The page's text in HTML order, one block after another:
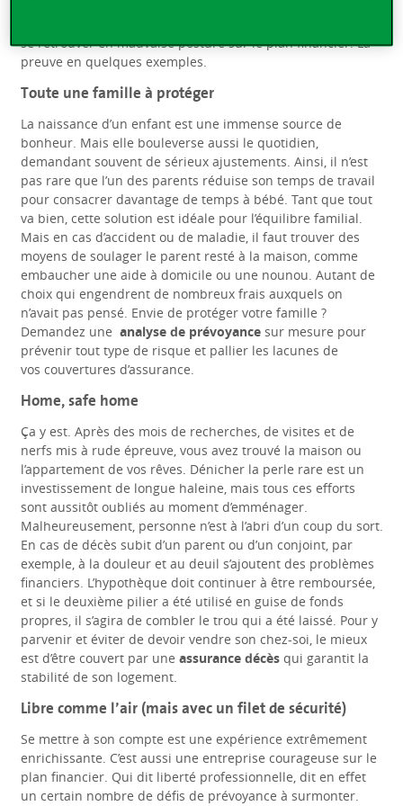
se retrouver en mauvaise posture sur le plan financier. La
preuve en quelques exemples.
Toute une famille à protéger
La naissance d’un enfant est une immense source de
bonheur. Mais elle bouleverse aussi le quotidien,
demandant souvent de sérieux ajustements. Ainsi, il n’est
pas rare que l’un des parents réduise son temps de travail
pour consacrer davantage de temps à bébé. Tant que tout
va bien, cette solution est idéale pour l’équilibre familial.
Mais en cas d’accident ou de maladie, il faut trouver des
moyens de soulager le parent resté à la maison, comme
embaucher une aide à domicile ou une nounou. Autant de
choix qui engendrent de nombreux frais auxquels on
n’avait pas pensé. Envie de protéger votre famille ?
Demandez une analyse de prévoyancesur mesure pour
prévenir tout type de risque et pallier les lacunes de
vos couvertures d’assurance.
Home, safe home
Ça y est. Après des mois de recherches, de visites et de
nerfs mis à rude épreuve, vous avez trouvé la maison ou
l’appartement de vos rêves. Dénicher la perle rare est un
investissement de longue haleine, mais tous ces efforts
sont aussitôt oubliés au moment d’emménager.
Malheureusement, personne n’est à l’abri d’un coup du sort.
En cas de décès subit d’un parent ou d’un conjoint, par
exemple, à la douleur et au deuil s’ajoutent des problèmes
financiers. L’hypothèque doit continuer à être remboursée,
et si le deuxième pilier a été utilisé en guise de fonds
propres, il s’agira de combler le trou qui a été laissé. Pour y
parvenir et éviter de devoir vendre son chez-soi, le mieux
est d’être couvert par une assurance décèsqui garantit la
stabilité de son logement.
Libre comme l’air (mais avec un filet de sécurité)
Se mettre à son compte est une expérience extrêmement
enrichissante. C’est aussi une entreprise courageuse sur le
plan financier. Qui dit liberté professionnelle, dit en effet
un certain nombre de défis de prévoyance à surmonter.